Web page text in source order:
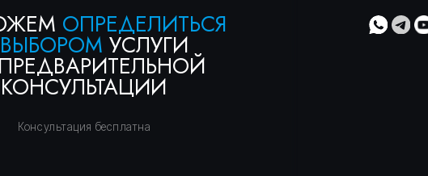
получить консультацию